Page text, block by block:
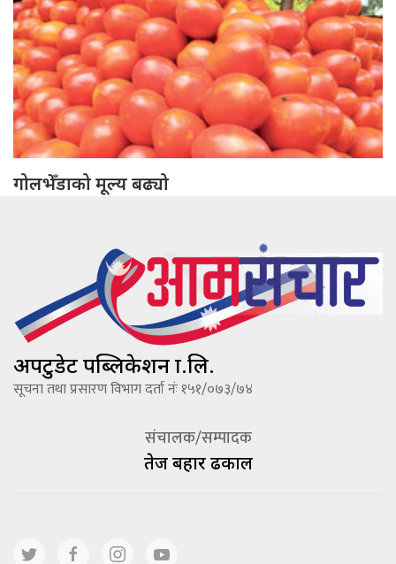
गोलभेँडाको मूल्य बढ्यो
अपटुडेट पब्लिकेशन प्रा.लि.
सूचना तथा प्रसारण विभाग दर्ता नंः १५१/०७३/७४
संचालक/सम्पादक
तेज बहादूर ढकाल